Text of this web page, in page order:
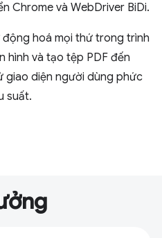
Chrome và WebDriver BiDi.
hoá mọi thứ trong trình
hình và tạo tệp PDF đến
giao diện người dùng phức
suất.